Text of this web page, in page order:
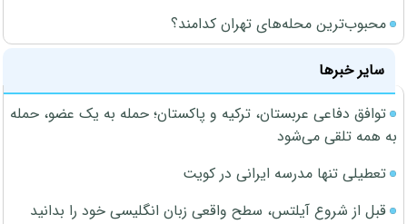
محبوب‌ترین محله‌های تهران کدامند؟
سایر خبرها
توافق دفاعی عربستان، ترکیه و پاکستان؛ حمله به یک عضو، حمله
به همه تلقی می‌شود
تعطیلی تنها مدرسه ایرانی در کویت
قبل از شروع آیلتس، سطح واقعی زبان انگلیسی خود را بدانید